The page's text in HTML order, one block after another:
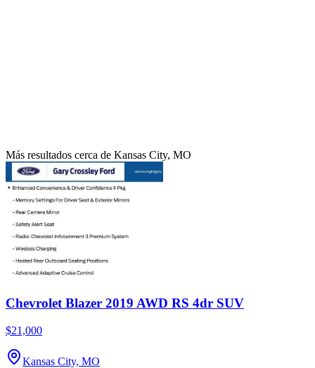
Más resultados cerca de Kansas City, MO
Chevrolet Blazer 2019 AWD RS 4dr SUV
$21,000
Kansas City, MO